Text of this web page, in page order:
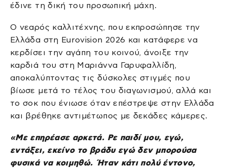
έδινε τη δική του προσωπική μάχη.
Ο νεαρός καλλιτέχνης, που εκπροσώπησε την
Ελλάδα στη Eurovision 2026 και κατάφερε να
κερδίσει την αγάπη του κοινού, άνοιξε την
καρδιά του στη Μαριάννα Γαρυφαλλίδη,
αποκαλύπτοντας τις δύσκολες στιγμές που
βίωσε μετά το τέλος του διαγωνισμού, αλλά και
το σοκ που ένιωσε όταν επέστρεψε στην Ελλάδα
και βρέθηκε αντιμέτωπος με δεκάδες κάμερες.
«Με επηρέασε αρκετά. Ρε παιδί μου, εγώ,
εντάξει, εκείνο το βράδυ εγώ δεν μπορούσα
φυσικά να κοιμηθώ. Ήταν κάτι πολύ έντονο,